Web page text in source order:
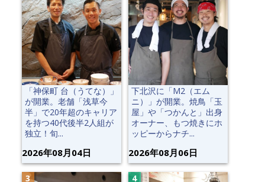
「神保町 台（うてな）」
が開業。老舗「浅草今
半」で20年超のキャリア
を持つ40代後半2人組が
独立！旬...
2026年08月04日
下北沢に「M2（エム
ニ）」が開業。焼鳥「玉
屋」や「つかんと」出身
オーナー、もつ焼きにホ
ッピーからナチ...
2026年08月06日